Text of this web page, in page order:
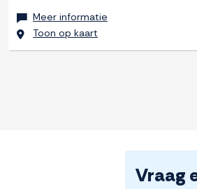
Meer informatie
Toon op kaart
Vraag